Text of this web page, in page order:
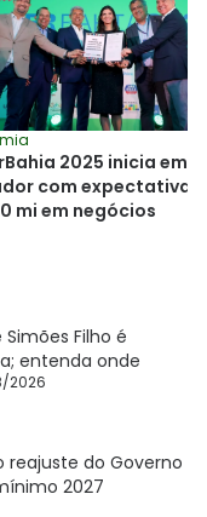
2025 inicia em
com expectativa
mi em negócios
Filho é
entenda onde
2026
do Governo
2027